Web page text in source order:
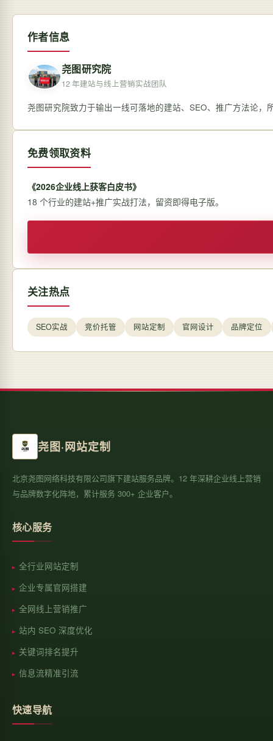
作者信息
尧图研究院
12 年建站与线上营销实战团队
尧图研究院致力于输出一线可落地的建站、SEO、推广方法论，
免费领取资料
《2026企业线上获客白皮书》
18 个行业的建站+推广实战打法，留资即得电子版。
关注热点
SEO实战 竞价托管 网站定制 官网设计 品牌定位
尧图·网站定制
北京尧图网络科技有限公司旗下建站服务品牌。12 年深耕企业线上营销
与品牌数字化阵地，累计服务 300+ 企业客户。
核心服务
全行业网站定制
企业专属官网搭建
全网线上营销推广
站内 SEO 深度优化
关键词排名提升
信息流精准引流
快速导航